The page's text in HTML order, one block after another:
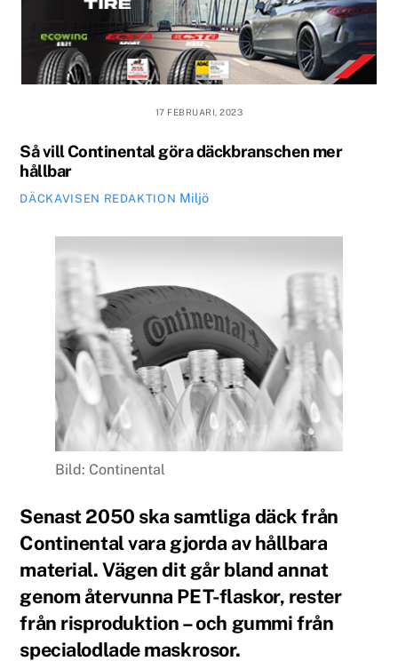
17 FEBRUARI, 2023
Så vill Continental göra däckbranschen mer
hållbar
DÄCKAVISEN REDAKTION Miljö
Bild: Continental
Senast 2050 ska samtliga däck från
Continental vara gjorda av hållbara
material. Vägen dit går bland annat
genom återvunna PET-flaskor, rester
från risproduktion – och gummi från
specialodlade maskrosor.